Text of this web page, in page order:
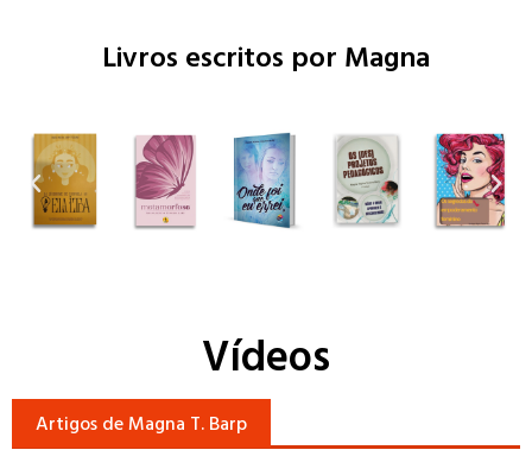
Livros escritos por Magna
Vídeos
Artigos de Magna T. Barp